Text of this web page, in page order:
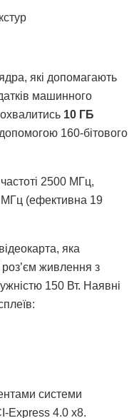
які допомагають
машинного
10 ГБ
160-бітового
2500 МГц,
МГц (ефективна 19
яка
живлення з
150 Вт. Наявні
системи
Express 4.0 x8.